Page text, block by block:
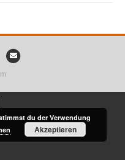
E
du der Verwendung
Akzeptieren